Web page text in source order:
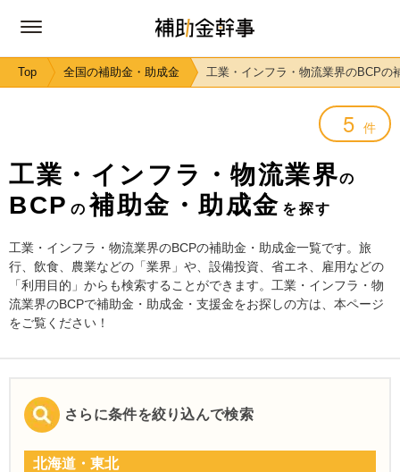
Top 全国の補助金・助成金 工業・インフラ・物流業界のBCPの
5 件
工業・インフラ・物流業界の
BCP の 補助金・助成金 を探す
工業・インフラ・物流業界のBCPの補助金・助成金一覧です。旅
行、飲食、農業などの「業界」や、設備投資、省エネ、雇用などの
「利用目的」からも検索することができます。工業・インフラ・物
流業界のBCPで補助金・助成金・支援金をお探しの方は、本ページ
をご覧ください！
さらに条件を絞り込んで検索
北海道・東北